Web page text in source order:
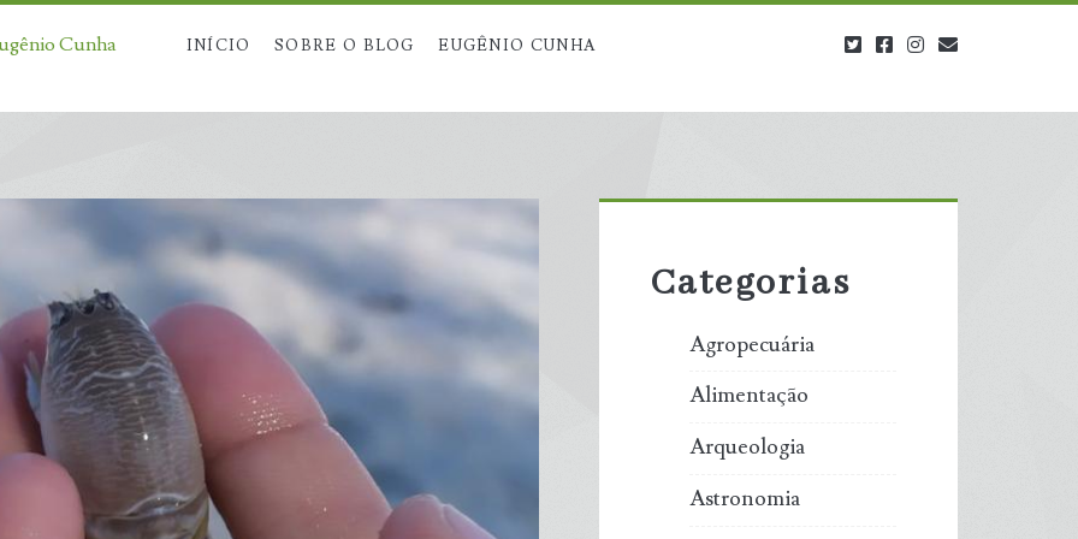
Cunha INÍCIO SOBRE O BLOG EUGÊNIO CUNHA twitterfacebookinstagram
Sidebar
Categorias
Agropecuária
Alimentação
Arqueologia
Astronomia